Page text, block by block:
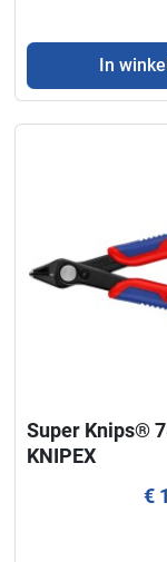
Kracht-Moniertang
€ 27,50
€
In
Super Knips®
KNIPEX
€